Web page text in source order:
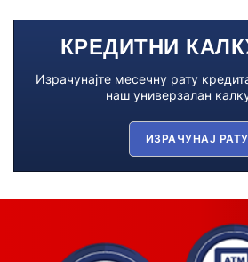
КРЕДИТНИ
Израчунајте месечну рату
наш универзалан
ИЗРАЧУНАЈ РАТУ